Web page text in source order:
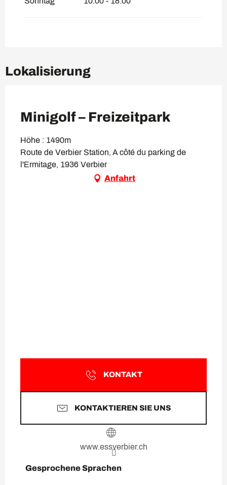
Lokalisierung
Minigolf – Freizeitpark
Höhe : 1490m
Route de Verbier Station, A côté du parking de
l'Ermitage, 1936 Verbier
Anfahrt
KONTAKT
KONTAKTIEREN SIE UNS
www.essverbier.ch
Gesprochene Sprachen
Gesprochene Sprachen